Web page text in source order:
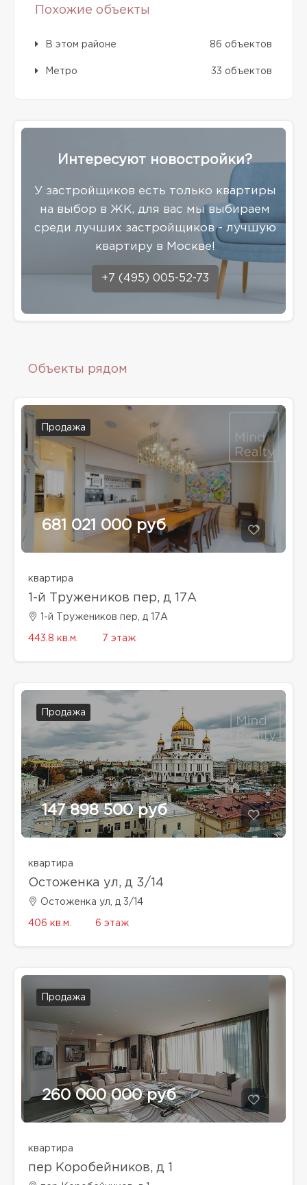
Похожие объекты
В этом районе 86 объектов
Метро 33 объектов
Интересуют новостройки?
У застройщиков есть только квартиры
на выбор в ЖК, для вас мы выбираем
среди лучших застройщиков - лучшую
квартиру в Москве!
+7 (495) 005-52-73
Объекты рядом
Продажа
681 021 000 руб
квартира
1-й Тружеников пер, д 17А
1-й Тружеников пер, д 17А
443.8 кв.м. 7 этаж
Продажа
147 898 500 руб
квартира
Остоженка ул, д 3/14
Остоженка ул, д 3/14
406 кв.м. 6 этаж
Продажа
260 000 000 руб
квартира
пер Коробейников, д 1